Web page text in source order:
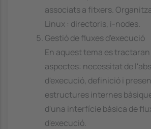
associats a fitxers.
Linux : directoris, i-nodes.
Gestió de fluxes d'execució
En aquest tema es
aspectes: necessitat de
d'execució, definició i
estructures internes
d'una interfície bàsica de
d'execució.